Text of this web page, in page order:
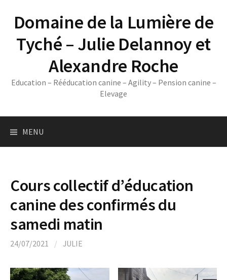
contentDomaine de la Lumière de
Tyché – Julie Delannoy et
Alexandre Roche
Education – Rééducation canine – Agility – Pension canine –
Elevage
MENU
Cours collectif d’éducation
canine des confirmés du
samedi matin
24/07/2021 / JULIE